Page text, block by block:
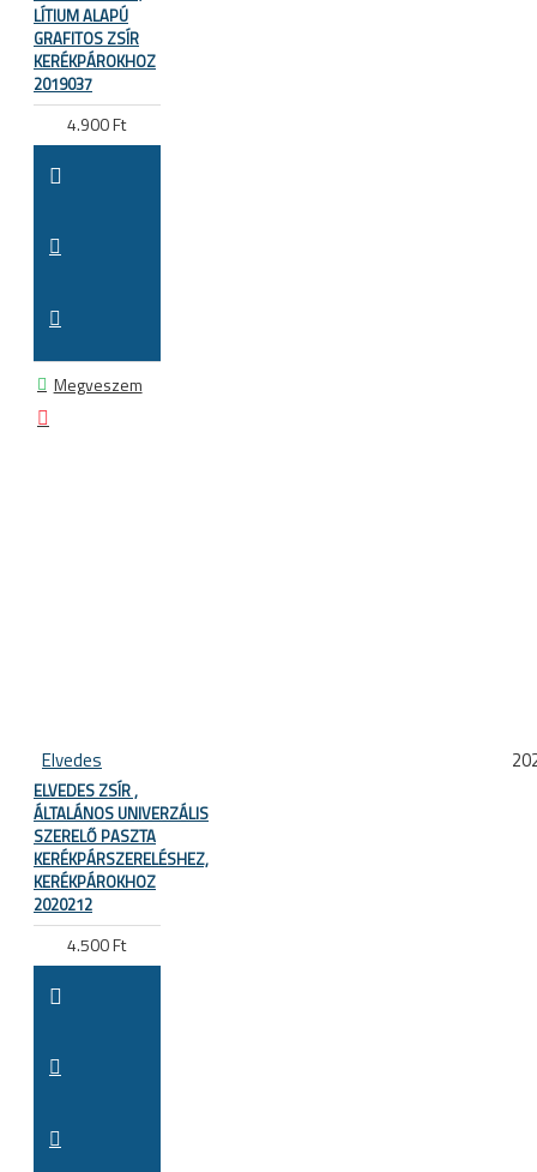
LÍTIUM ALAPÚ
GRAFITOS ZSÍR
KERÉKPÁROKHOZ
2019037
4.900 Ft
Megveszem
Elvedes
ELVEDES ZSÍR ,
ÁLTALÁNOS UNIVERZÁLIS
SZERELŐ PASZTA
KERÉKPÁRSZERELÉSHEZ,
KERÉKPÁROKHOZ
2020212
4.500 Ft